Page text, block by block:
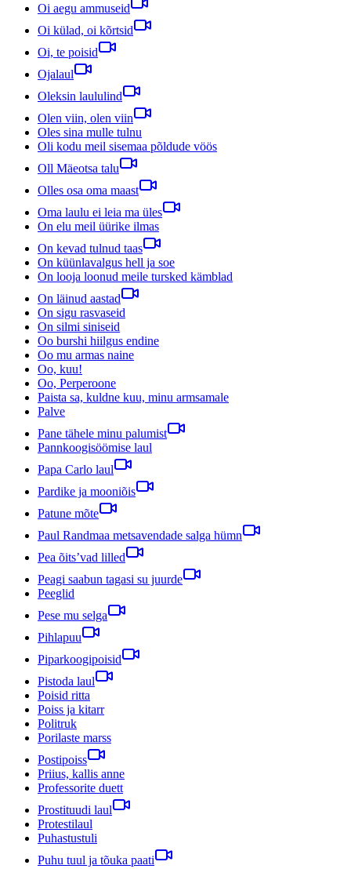
Oi aegu ammuseid
Oi külad, oi kõrtsid
Oi, te poisid
Ojalaul
Oleksin laululind
Olen viin, olen viin
Oles sina mulle tulnu
Oli kodu meil sisemaa põldude vöös
Oll Mäeotsa talu
Olles osa oma maast
Oma laulu ei leia ma üles
On elu meil üürike ilmas
On kevad tulnud taas
On küünlavalgus hell ja soe
On looja loonud meile tursked kämblad
On läinud aastad
On sigu rasvaseid
On silmi siniseid
Oo burshi hiilgus endine
Oo mu armas naine
Oo, kuu!
Oo, Perperoone
Paista sa, kuldne kuu, minu armsamale
Palve
Pane tähele minu palumist
Pannkoogisöömise laul
Papa Carlo laul
Pardike ja mooniõis
Patune mõte
Paul Randmaa metsavendade salga hümn
Pea õits’vad lilled
Peagi saabun tagasi su juurde
Peeglid
Pese mu selga
Pihlapuu
Piparkoogipoisid
Pistoda laul
Poisid ritta
Poiss ja kitarr
Politruk
Porilaste marss
Postipoiss
Priius, kallis anne
Professorite duett
Prostituudi laul
Protestilaul
Puhastustuli
Puhu tuul ja tõuka paati